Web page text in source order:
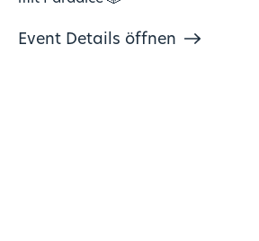
Event Details öffnen